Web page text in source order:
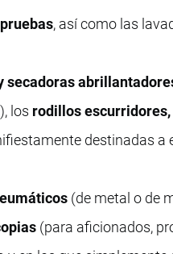
, así como las
secadoras
los rodillos escurridores,
destinadas a
(de metal o de
(para aficionados,